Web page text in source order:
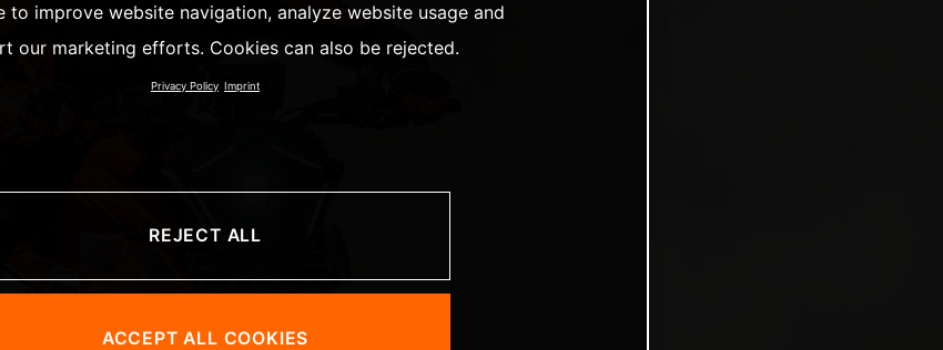
to improve website navigation, analyze website usage and
our marketing efforts. Cookies can also be rejected.
Privacy Policy Imprint
REJECT ALL
ACCEPT ALL COOKIES